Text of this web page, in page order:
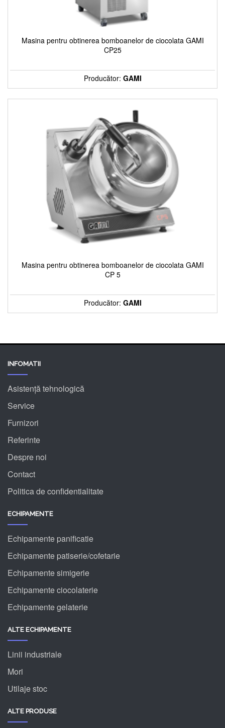
Masina pentru obtinerea bomboanelor de ciocolata GAMI
CP25
Producător: GAMI
Masina pentru obtinerea bomboanelor de ciocolata GAMI
CP 5
Producător: GAMI
INFOMATII
Asistență tehnologică
Service
Furnizori
Referinte
Despre noi
Contact
Politica de confidentialitate
ECHIPAMENTE
Echipamente panificatie
Echipamente patiserie/cofetarie
Echipamente simigerie
Echipamente ciocolaterie
Echipamente gelaterie
ALTE ECHIPAMENTE
Linii industriale
Mori
Utilaje stoc
ALTE PRODUSE